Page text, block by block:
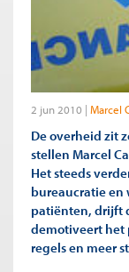
2 jun 2010 Marcel
De overheid zit
stellen Marcel
Het steeds
bureaucratie
patiënten, drijft
demotiveert het
regels en meer